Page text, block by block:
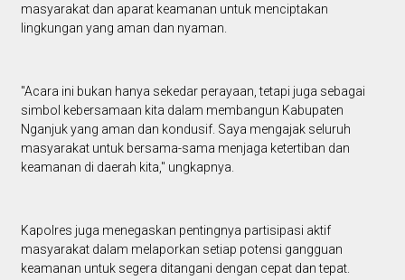
masyarakat dan aparat keamanan untuk menciptakan
lingkungan yang aman dan nyaman.
"Acara ini bukan hanya sekedar perayaan, tetapi juga sebagai
simbol kebersamaan kita dalam membangun Kabupaten
Nganjuk yang aman dan kondusif. Saya mengajak seluruh
masyarakat untuk bersama-sama menjaga ketertiban dan
keamanan di daerah kita," ungkapnya.
Kapolres juga menegaskan pentingnya partisipasi aktif
masyarakat dalam melaporkan setiap potensi gangguan
keamanan untuk segera ditangani dengan cepat dan tepat.